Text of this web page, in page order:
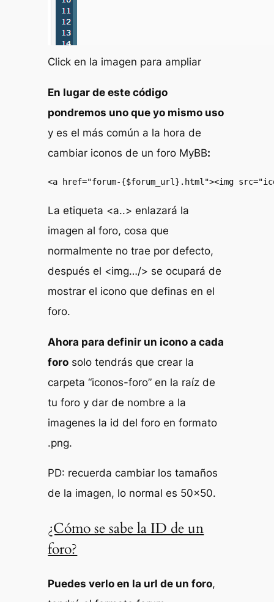
Click en la imagen para ampliar
En lugar de este código
pondremos uno que yo mismo uso
y es el más común a la hora de
cambiar iconos de un foro MyBB:
<a href="forum-{$forum_url}.html"><img
La etiqueta <a..> enlazará la
imagen al foro, cosa que
normalmente no trae por defecto,
después el <img…/> se ocupará de
mostrar el icono que definas en el
foro.
Ahora para definir un icono a cada
foro solo tendrás que crear la
carpeta “iconos-foro” en la raíz de
tu foro y dar de nombre a la
imagenes la id del foro en formato
.png.
PD: recuerda cambiar los tamaños
de la imagen, lo normal es 50×50.
¿Cómo se sabe la ID de un
foro?
Puedes verlo en la url de un foro,